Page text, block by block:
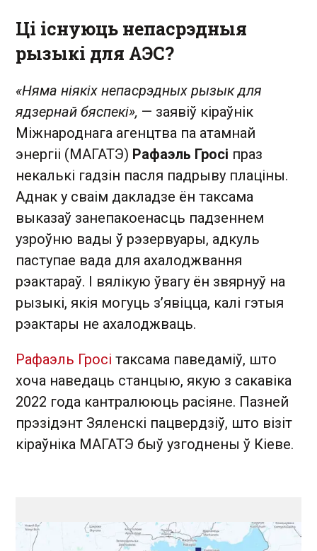
Ці існуюць непасрэдныя
рызыкі для АЭС?
«Няма ніякіх непасрэдных рызык для
ядзернай бяспекі», — заявіў кіраўнік
Міжнароднага агенцтва па атамнай
энергіі (МАГАТЭ) Рафаэль Гросі праз
некалькі гадзін пасля падрыву плаціны.
Аднак у сваім дакладзе ён таксама
выказаў занепакоенасць падзеннем
узроўню вады ў рэзервуары, адкуль
паступае вада для ахалоджвання
рэактараў. І вялікую ўвагу ён звярнуў на
рызыкі, якія могуць з’явіцца, калі гэтыя
рэактары не ахалоджваць.
Рафаэль Гросі таксама паведаміў, што
хоча наведаць станцыю, якую з сакавіка
2022 года кантралююць расіяне. Пазней
прэзідэнт Зяленскі пацвердзіў, што візіт
кіраўніка МАГАТЭ быў узгоднены ў Кіеве.